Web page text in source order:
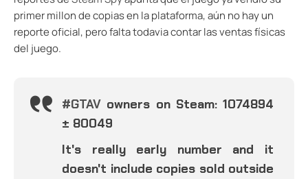
primer millon de copias en la plataforma, aún no hay un
reporte oficial, pero falta todavia contar las ventas físicas
del juego.
#GTAV owners on Steam: 1074894
± 80049
It's really early number and it
doesn't include copies sold outside